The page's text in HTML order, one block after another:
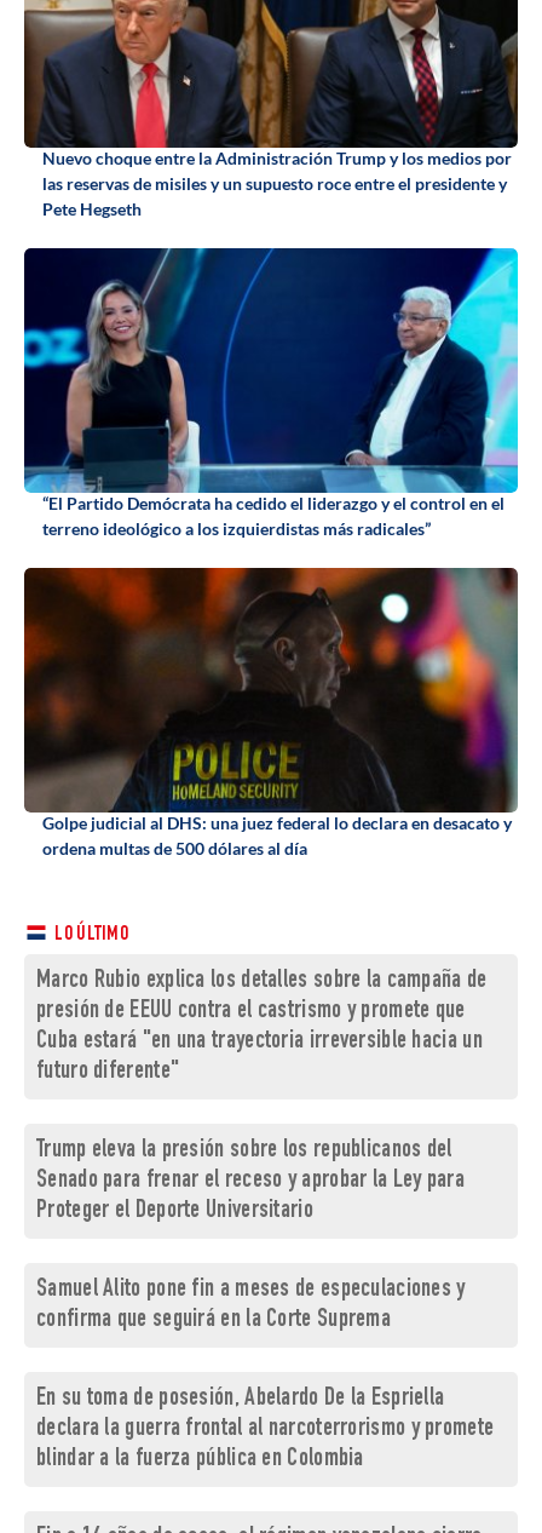
Nuevo choque entre la Administración Trump y los medios por
las reservas de misiles y un supuesto roce entre el presidente y
Pete Hegseth
“El Partido Demócrata ha cedido el liderazgo y el control en el
terreno ideológico a los izquierdistas más radicales”
Golpe judicial al DHS: una juez federal lo declara en desacato y
ordena multas de 500 dólares al día
LO ÚLTIMO
Marco Rubio explica los detalles sobre la campaña de
presión de EEUU contra el castrismo y promete que
Cuba estará "en una trayectoria irreversible hacia un
futuro diferente"
Trump eleva la presión sobre los republicanos del
Senado para frenar el receso y aprobar la Ley para
Proteger el Deporte Universitario
Samuel Alito pone fin a meses de especulaciones y
confirma que seguirá en la Corte Suprema
En su toma de posesión, Abelardo De la Espriella
declara la guerra frontal al narcoterrorismo y promete
blindar a la fuerza pública en Colombia